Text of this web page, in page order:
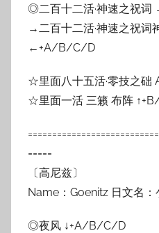
◎二百十二活·神速之祝
→二百十二活·神速之祝词
←+A/B/C/D
☆里面八十五活·零技之础
☆里面一活 三籁 布阵
=====
〔高尼兹〕
Name：Goenitz 日文名：
◎夜风 ↓+A/B/C/D